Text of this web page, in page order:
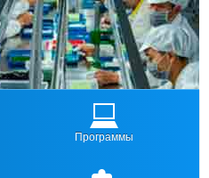
Программы